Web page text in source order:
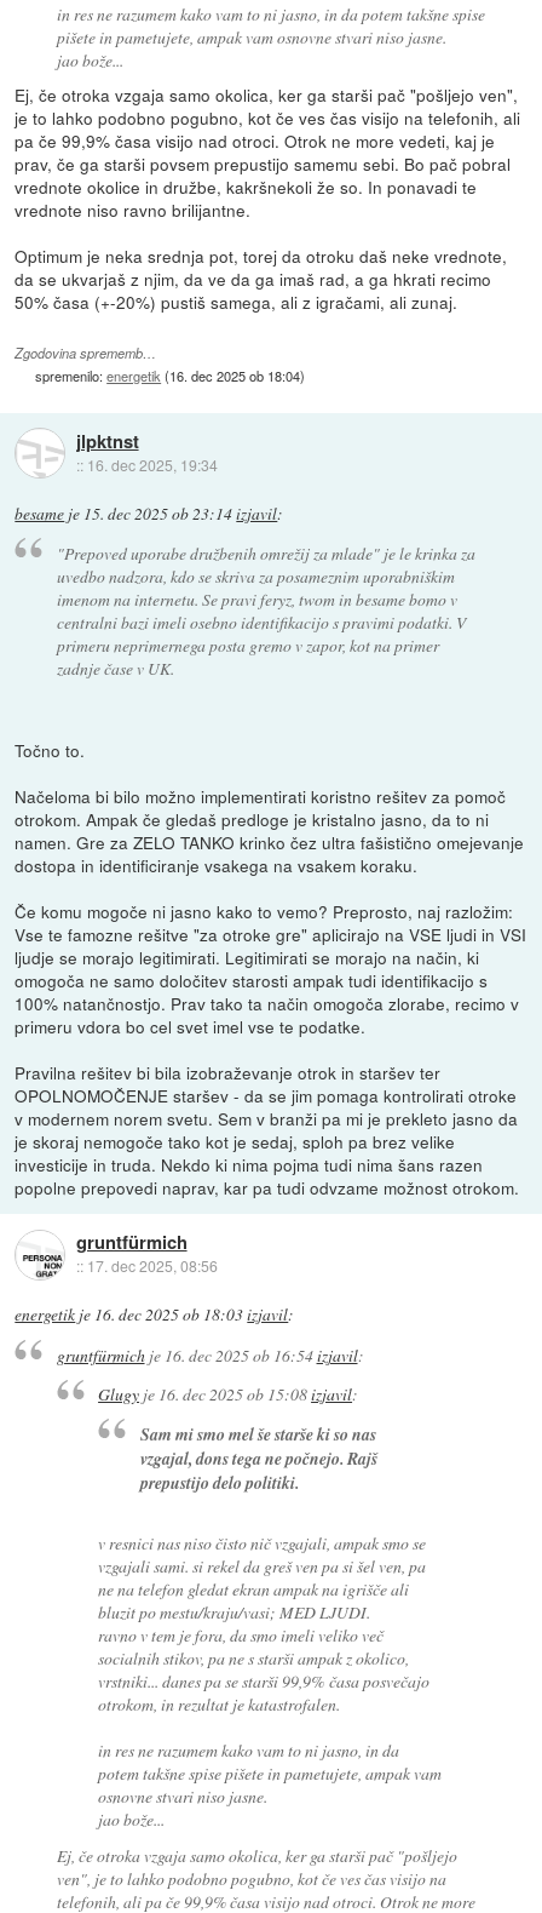
in res ne razumem kako vam to ni jasno, in da potem takšne spise
pišete in pametujete, ampak vam osnovne stvari niso jasne.
jao bože...
Ej, če otroka vzgaja samo okolica, ker ga starši pač "pošljejo ven",
je to lahko podobno pogubno, kot če ves čas visijo na telefonih, ali
pa če 99,9% časa visijo nad otroci. Otrok ne more vedeti, kaj je
prav, če ga starši povsem prepustijo samemu sebi. Bo pač pobral
vrednote okolice in družbe, kakršnekoli že so. In ponavadi te
vrednote niso ravno brilijantne.
Optimum je neka srednja pot, torej da otroku daš neke vrednote,
da se ukvarjaš z njim, da ve da ga imaš rad, a ga hkrati recimo
50% časa (+-20%) pustiš samega, ali z igračami, ali zunaj.
Zgodovina sprememb…
spremenilo:energetik (16. dec 2025 ob 18:04)
jlpktnst
:: 16. dec 2025, 19:34
besame je 15. dec 2025 ob 23:14izjavil:
"Prepoved uporabe družbenih omrežij za mlade" je le krinka za
uvedbo nadzora, kdo se skriva za posameznim uporabniškim
imenom na internetu. Se pravi feryz, twom in besame bomo v
centralni bazi imeli osebno identifikacijo s pravimi podatki. V
primeru neprimernega posta gremo v zapor, kot na primer
zadnje čase v UK.
Točno to.
Načeloma bi bilo možno implementirati koristno rešitev za pomoč
otrokom. Ampak če gledaš predloge je kristalno jasno, da to ni
namen. Gre za ZELO TANKO krinko čez ultra fašistično omejevanje
dostopa in identificiranje vsakega na vsakem koraku.
Če komu mogoče ni jasno kako to vemo? Preprosto, naj razložim:
Vse te famozne rešitve "za otroke gre" aplicirajo na VSE ljudi in VSI
ljudje se morajo legitimirati. Legitimirati se morajo na način, ki
omogoča ne samo določitev starosti ampak tudi identifikacijo s
100% natančnostjo. Prav tako ta način omogoča zlorabe, recimo v
primeru vdora bo cel svet imel vse te podatke.
Pravilna rešitev bi bila izobraževanje otrok in staršev ter
OPOLNOMOČENJE staršev - da se jim pomaga kontrolirati otroke
v modernem norem svetu. Sem v branži pa mi je prekleto jasno da
je skoraj nemogoče tako kot je sedaj, sploh pa brez velike
investicije in truda. Nekdo ki nima pojma tudi nima šans razen
popolne prepovedi naprav, kar pa tudi odvzame možnost otrokom.
gruntfürmich
:: 17. dec 2025, 08:56
energetik je 16. dec 2025 ob 18:03izjavil:
gruntfürmichje 16. dec 2025 ob 16:54izjavil:
Glugy je 16. dec 2025 ob 15:08izjavil:
Sam mi smo mel še starše ki so nas
vzgajal, dons tega ne počnejo. Rajš
prepustijo delo politiki.
v resnici nas niso čisto nič vzgajali, ampak smo se
vzgajali sami. si rekel da greš ven pa si šel ven, pa
ne na telefon gledat ekran ampak na igrišče ali
bluzit po mestu/kraju/vasi; MED LJUDI.
ravno v tem je fora, da smo imeli veliko več
socialnih stikov, pa ne s starši ampak z okolico,
vrstniki... danes pa se starši 99,9% časa posvečajo
otrokom, in rezultat je katastrofalen.
in res ne razumem kako vam to ni jasno, in da
potem takšne spise pišete in pametujete, ampak vam
osnovne stvari niso jasne.
jao bože...
Ej, če otroka vzgaja samo okolica, ker ga starši pač "pošljejo
ven", je to lahko podobno pogubno, kot če ves čas visijo na
telefonih, ali pa če 99,9% časa visijo nad otroci. Otrok ne more